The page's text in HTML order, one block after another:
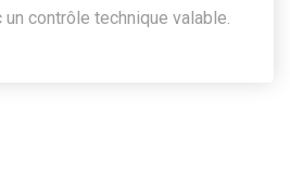
contrôle technique valable.